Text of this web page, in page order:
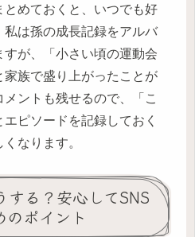
めておくと、いつでも好
私は孫の成長記録をアルバ
すが、「小さい頃の運動会
族で盛り上がったことが
ントも残せるので、「こ
ピソードを記録しておく
なります。
る？安心してSNS
のポイント